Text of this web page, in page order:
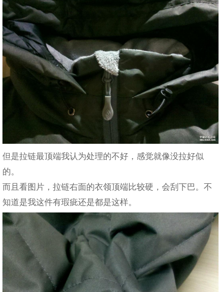
但是拉链最顶端我认为处理的不好，感觉就像没拉好似
的。
而且看图片，拉链右面的衣领顶端比较硬，会刮下巴。不
知道是我这件有瑕疵还是都是这样。